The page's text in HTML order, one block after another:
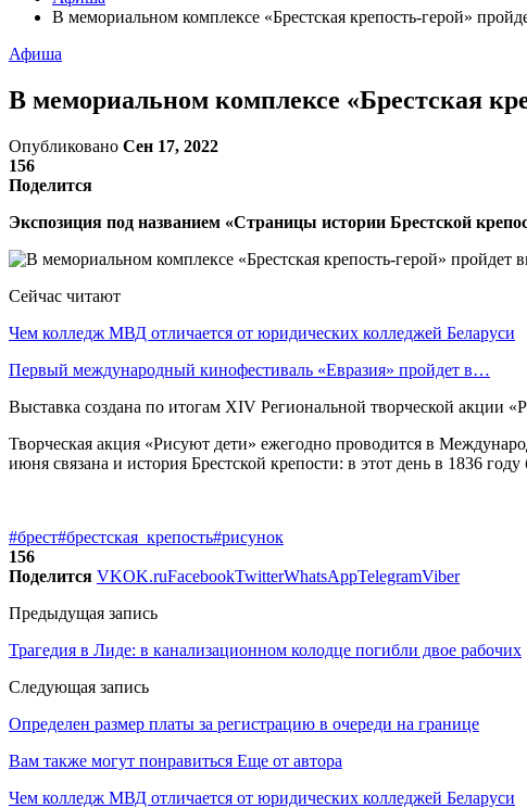
В мемориальном комплексе «Брестская крепость-герой»
Афиша
В мемориальном комплексе «Брестская
Опубликовано Сен 17, 2022
156
Поделится
Экспозиция под названием «Страницы истории Брестской
Сейчас читают
Чем колледж МВД отличается от юридических колледжей Беларуси
Первый международный кинофестиваль «Евразия» пройдет в…
Выставка создана по итогам XIV Региональной творческой акции
Творческая акция «Рисуют дети» ежегодно проводится в
июня связана и история Брестской крепости: в этот день в 1836
#брест#брестская_крепость#рисунок
156
Поделится VKOK.ruFacebookTwitterWhatsAppTelegramViber
Предыдущая запись
Трагедия в Лиде: в канализационном колодце погибли двое рабочих
Следующая запись
Определен размер платы за регистрацию в очереди на границе
Вам также могут понравиться Еще от автора
Чем колледж МВД отличается от юридических колледжей Беларуси